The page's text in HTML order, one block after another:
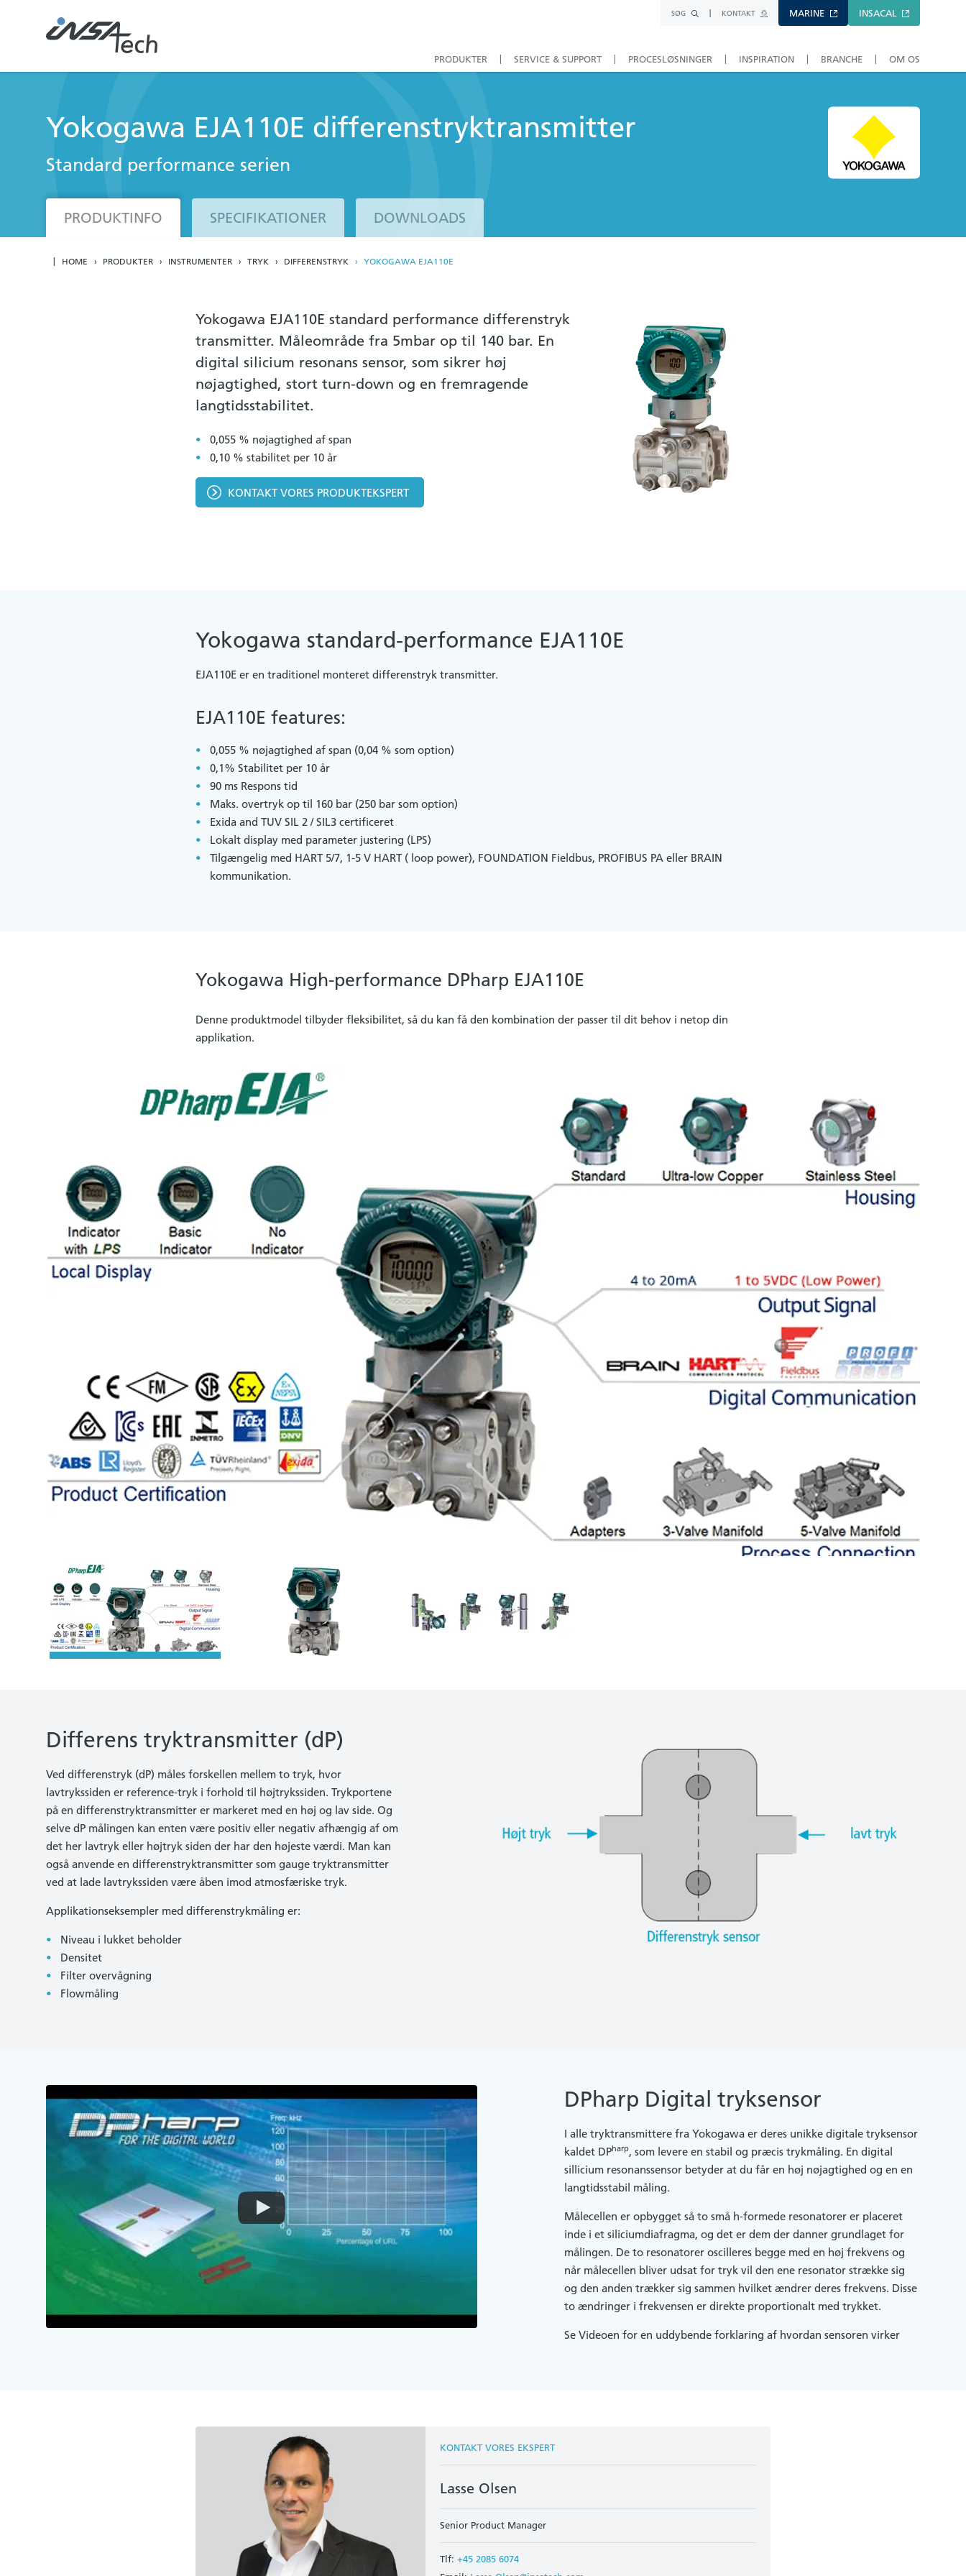
SØG KONTAKT MARINE INSACAL
PRODUKTER SERVICE & SUPPORT PROCESLØSNINGER INSPIRATION BRANCHE OM OS
Yokogawa EJA110E differenstryk­transmitter
Standard performance serien
PRODUKTINFO SPECIFIKATIONER DOWNLOADS
HOME PRODUKTER INSTRUMENTER TRYK DIFFERENSTRYK YOKOGAWA EJA110E
Yokogawa EJA110E standard performance differenstryk
transmitter. Måleområde fra 5mbar op til 140 bar. En
digital silicium resonans sensor, som sikrer høj
nøjagtighed, stort turn-down og en fremragende
langtidsstabilitet.
0,055 % nøjagtighed af span
0,10 % stabilitet per 10 år
KONTAKT VORES PRODUKTEKSPERT
Yokogawa standard-performance EJA110E
EJA110E er en traditionel monteret differenstryk transmitter.
EJA110E features:
0,055 % nøjagtighed af span (0,04 % som option)
0,1% Stabilitet per 10 år
90 ms Respons tid
Maks. overtryk op til 160 bar (250 bar som option)
Exida and TUV SIL 2 / SIL3 certificeret
Lokalt display med parameter justering (LPS)
Tilgængelig med HART 5/7, 1-5 V HART ( loop power), FOUNDATION Fieldbus, PROFIBUS PA eller BRAIN
kommunikation.
Yokogawa High-performance DPharp EJA110E
Denne produktmodel tilbyder fleksibilitet, så du kan få den kombination der passer til dit behov i netop din
applikation.
Differens tryktransmitter (dP)
Ved differenstryk (dP) måles forskellen mellem to tryk, hvor
lavtrykssiden er reference-tryk i forhold til højtrykssiden. Trykportene
på en differenstryktransmitter er markeret med en høj og lav side. Og
selve dP målingen kan enten være positiv eller negativ afhængig af om
det her lavtryk eller højtryk siden der har den højeste værdi. Man kan
også anvende en differenstryktransmitter som gauge tryktransmitter
ved at lade lavtrykssiden være åben imod atmosfæriske tryk.
Applikationseksempler med differenstrykmåling er:
Niveau i lukket beholder
Densitet
Filter overvågning
Flowmåling
DPharp Digital tryksensor
I alle tryktransmittere fra Yokogawa er deres unikke digitale tryksensor
kaldet DPharp, som levere en stabil og præcis trykmåling. En digital
sillicium resonanssensor betyder at du får en høj nøjagtighed og en en
langtidsstabil måling.
Målecellen er opbygget så to små h-formede resonatorer er placeret
inde i et siliciumdiafragma, og det er dem der danner grundlaget for
målingen. De to resonatorer oscilleres begge med en høj frekvens og
når målecellen bliver udsat for tryk vil den ene resonator strække sig
og den anden trækker sig sammen hvilket ændrer deres frekvens. Disse
to ændringer i frekvensen er direkte proportionalt med trykket.
Se Videoen for en uddybende forklaring af hvordan sensoren virker
KONTAKT VORES EKSPERT
Lasse Olsen
Senior Product Manager
Tlf: +45 2085 6074